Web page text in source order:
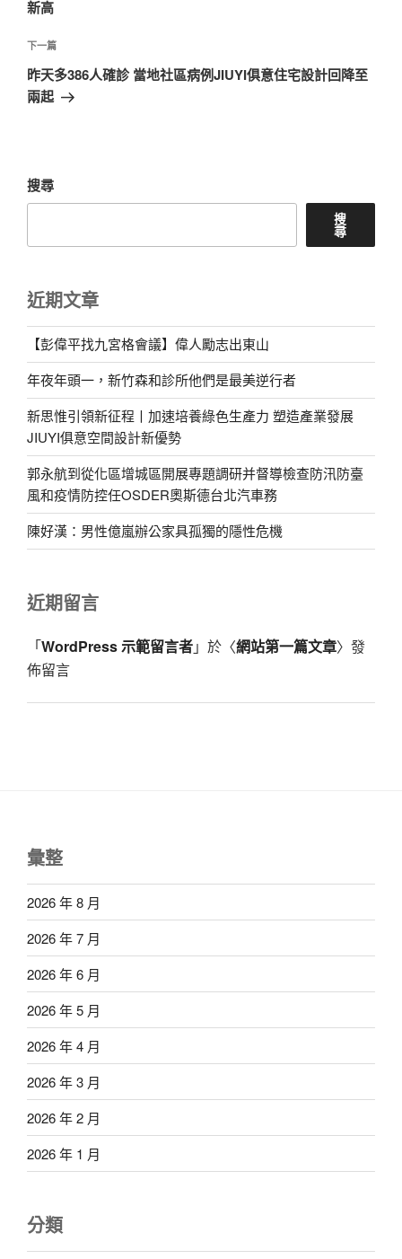
覽
章
新高
下
一
篇
下一篇
昨天多386人確診 當地社區病例JIUYI俱意住宅設計回降至
兩起
搜尋
搜
尋
近期文章
【彭偉平找九宮格會議】偉人勵志出東山
年夜年頭一，新竹森和診所他們是最美逆行者
新思惟引領新征程丨加速培養綠色生產力 塑造產業發展
JIUYI俱意空間設計新優勢
郭永航到從化區增城區開展專題調研并督導檢查防汛防臺
風和疫情防控任OSDER奧斯德台北汽車務
陳好漢：男性億嵐辦公家具孤獨的隱性危機
近期留言
「WordPress 示範留言者」於〈網站第一篇文章〉發
佈留言
彙整
2026 年 8 月
2026 年 7 月
2026 年 6 月
2026 年 5 月
2026 年 4 月
2026 年 3 月
2026 年 2 月
2026 年 1 月
分類